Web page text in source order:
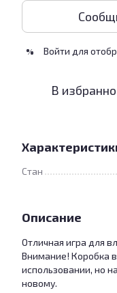
% Войти для
В
Стан
Описание
Отличная игра для
Внимание! Коробка
использовании, но
новому.